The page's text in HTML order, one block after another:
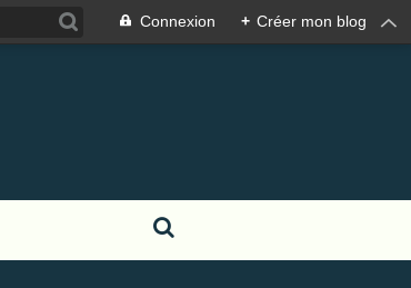
Connexion + Créer mon blog